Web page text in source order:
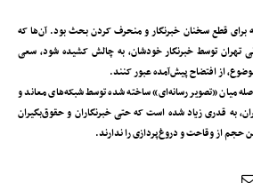
برای قطع سخنان خبرنگار و منحرف کردن بحث بود. آن‌ها که
تهران توسط خبرنگار خودشان، به چالش کشیده شود، سعی
از افتضاح پیش‌آمده عبور کنند.
میان «تصویر رسانه‌ای» ساخته شده توسط شبکه‌های معاند و
به قدری زیاد شده است که حتی خبرنگاران و حقوق‌بگیران
حجم از وقاحت و دروغ‌پردازی را ندارند.